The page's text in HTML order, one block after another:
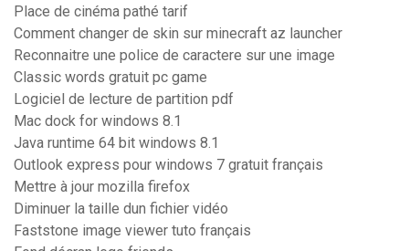
Place de cinéma pathé tarif
Comment changer de skin sur minecraft az launcher
Reconnaitre une police de caractere sur une image
Classic words gratuit pc game
Logiciel de lecture de partition pdf
Mac dock for windows 8.1
Java runtime 64 bit windows 8.1
Outlook express pour windows 7 gratuit français
Mettre à jour mozilla firefox
Diminuer la taille dun fichier vidéo
Faststone image viewer tuto français